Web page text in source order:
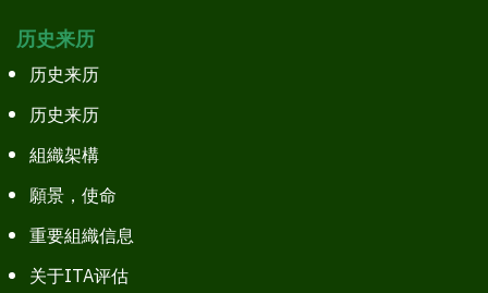
历史来历
历史来历
历史来历
組織架構
願景，使命
重要組織信息
关于ITA评估